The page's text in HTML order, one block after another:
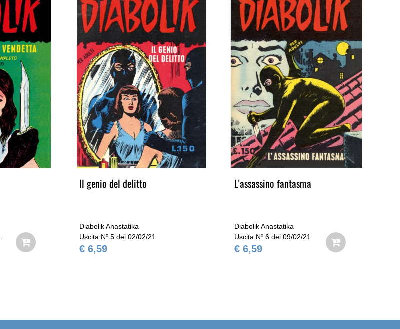
Il genio del delitto
Diabolik Anastatika
Uscita Nº 5 del 02/02/21
€ 6,59
L'assassino fantasma
Diabolik Anastatika
Uscita Nº 6 del 09/02/21
€ 6,59